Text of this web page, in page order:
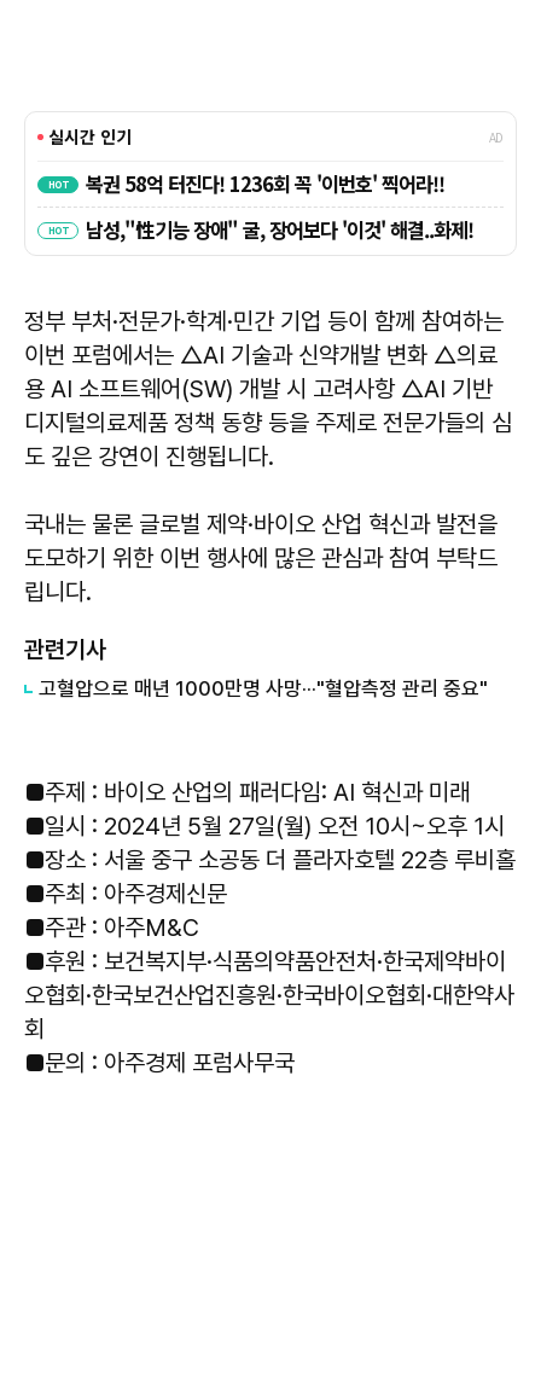
정부 부처·전문가·학계·민간 기업 등이 함께 참여하는
이번 포럼에서는 △AI 기술과 신약개발 변화 △의료
용 AI 소프트웨어(SW) 개발 시 고려사항 △AI 기반
디지털의료제품 정책 동향 등을 주제로 전문가들의 심
도 깊은 강연이 진행됩니다.
국내는 물론 글로벌 제약·바이오 산업 혁신과 발전을
도모하기 위한 이번 행사에 많은 관심과 참여 부탁드
립니다.
관련기사
고혈압으로 매년 1000만명 사망···"혈압측정 관리 중요"
■주제 : 바이오 산업의 패러다임: AI 혁신과 미래
■일시 : 2024년 5월 27일(월) 오전 10시~오후 1시
■장소 : 서울 중구 소공동 더 플라자호텔 22층 루비홀
■주최 : 아주경제신문
■주관 : 아주M&C
■후원 : 보건복지부·식품의약품안전처·한국제약바이
오협회·한국보건산업진흥원·한국바이오협회·대한약사
회
■문의 : 아주경제 포럼사무국